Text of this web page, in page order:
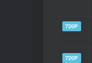
720P
720P